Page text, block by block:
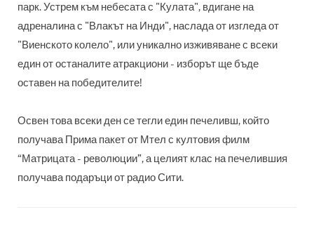
парк. Устрем към небесата с "Кулата", вдигане на
адреналина с "Влакът на Инди", наслада от изгледа от
"Виенското колело", или уникално изживяване с всеки
един от останалите атракциони - изборът ще бъде
оставен на победителите!
Освен това всеки ден се тегли един печеливш, който
получава Прима пакет от Мтел с култовия филм
“Матрицата - революции”, а целият клас на печелившия
получава подаръци от радио Сити.